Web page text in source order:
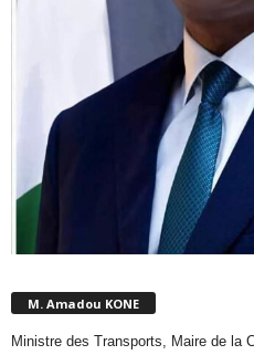
M. Amadou KONE
Ministre des Transports, Maire de la